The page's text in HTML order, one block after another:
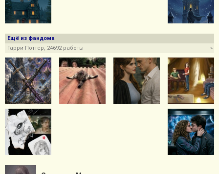
Ещё из фандома
»
Гарри Поттер, 24692 работы